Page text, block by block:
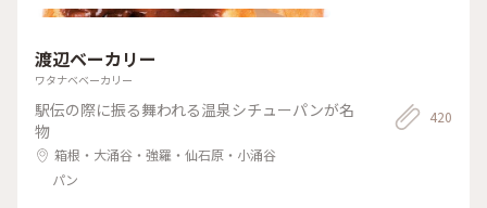
渡辺ベーカリー
ワタナベベーカリー
駅伝の際に振る舞われる温泉シチューパンが名
物
箱根・大涌谷・強羅・仙石原・小涌谷
パン
420